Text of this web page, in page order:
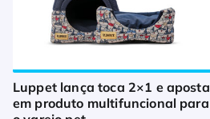
Luppet lança toca 2×1 e aposta
em produto multifuncional para